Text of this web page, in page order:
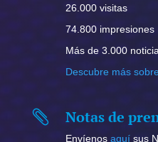
26.000 visitas
74.800 impresiones
Más de 3.000
Descubre más
 Notas de
Envíenos aquísus